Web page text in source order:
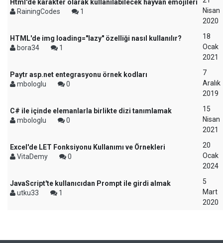
Html'de karakter olarak kullanılabilecek hayvan emojileri
RainingCodes
1
Nisan
2020
HTML'de img loading="lazy" özelliği nasıl kullanılır?
bora34
1
18
Ocak
2021
Paytr asp.net entegrasyonu örnek kodları
mbologlu
0
7
Aralık
2019
C# ile içinde elemanlarla birlikte dizi tanımlamak
mbologlu
0
15
Nisan
2021
Excel'de LET Fonksiyonu Kullanımı ve Örnekleri
VitaDemy
0
20
Ocak
2024
JavaScript'te kullanıcıdan Prompt ile girdi almak
utku33
1
5
Mart
2020